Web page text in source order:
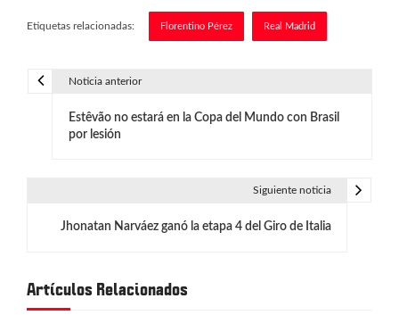
Etiquetas relacionadas: Florentino Pérez Real Madrid
c
Noticia anterior
Estêvão no estará en la Copa del Mundo con Brasil
por lesión
Siguiente noticia
Jhonatan Narváez ganó la etapa 4 del Giro de Italia
Artículos Relacionados